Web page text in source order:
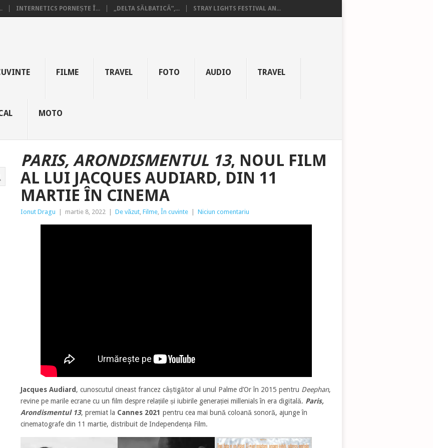
INTERNETICS PORNEȘTE Î... „DELTA SĂLBATICĂ”,... STRAY LIGHTS FESTIVAL AN...
FILME TRAVEL FOTO AUDIO TRAVEL
MOTO
PARIS, ARONDISMENTUL 13, NOUL FILM
AL LUI JACQUES AUDIARD, DIN 11
MARTIE ÎN CINEMA
Ionut Dragu martie 8, 2022 De văzut, Filme, În cuvinte Niciun comentariu
Jacques Audiard , cunoscutul cineast francez câștigător al unul Palme d’Or în 2015 pentru Deephan,
revine pe marile ecrane cu un film despre relațiile și iubirile generației millenials în era digitală. Paris,
Arondismentul 13, premiat la Cannes 2021 pentru cea mai bună coloană sonoră, ajunge în
cinematografe din 11 martie, distribuit de Independența Film.